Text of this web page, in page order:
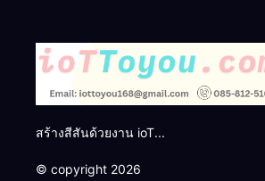
สร้างสีสันด้วยงาน ioT...
© copyright 2026